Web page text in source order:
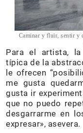
Caminar y fluir, sentir y
Para el artista, la
típica de la
le ofrecen
me gusta
gusta ir
que no puedo
desgarrarme en
expresar», asevera.